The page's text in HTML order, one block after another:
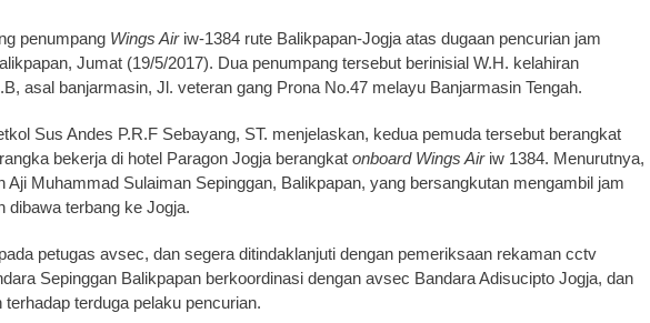
penumpang Wings Airiw-1384 rute Balikpapan-Jogja atas dugaan pencurian jam
Jumat (19/5/2017). Dua penumpang tersebut berinisial W.H. kelahiran
asal banjarmasin, Jl. veteran gang Prona No.47 melayu Banjarmasin Tengah.
Sus Andes P.R.F Sebayang, ST. menjelaskan, kedua pemuda tersebut berangkat
bekerja di hotel Paragon Jogja berangkat onboard Wings Airiw 1384. Menurutnya,
Muhammad Sulaiman Sepinggan, Balikpapan, yang bersangkutan mengambil jam
dibawa terbang ke Jogja.
petugas avsec, dan segera ditindaklanjuti dengan pemeriksaan rekaman cctv
Sepinggan Balikpapan berkoordinasi dengan avsec Bandara Adisucipto Jogja, dan
terduga pelaku pencurian.